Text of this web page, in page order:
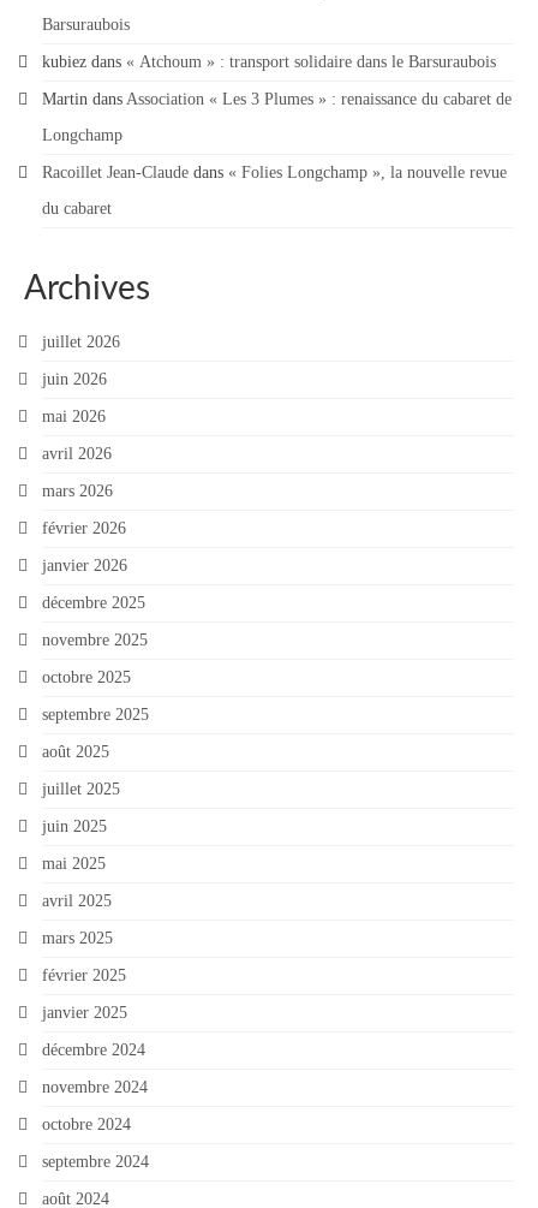
Barsuraubois
kubiez dans « Atchoum » : transport solidaire dans le Barsuraubois
Martin dans Association « Les 3 Plumes » : renaissance du cabaret de
Longchamp
Racoillet Jean-Claude dans « Folies Longchamp », la nouvelle revue
du cabaret
Archives
juillet 2026
juin 2026
mai 2026
avril 2026
mars 2026
février 2026
janvier 2026
décembre 2025
novembre 2025
octobre 2025
septembre 2025
août 2025
juillet 2025
juin 2025
mai 2025
avril 2025
mars 2025
février 2025
janvier 2025
décembre 2024
novembre 2024
octobre 2024
septembre 2024
août 2024